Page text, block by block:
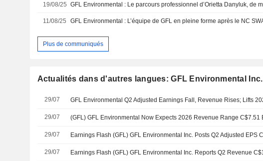
19/08/25
11/08/25
Plus de communiqués
Actualités dans d'autres langues: GFL Environmental Inc.
29/07
29/07
29/07
29/07